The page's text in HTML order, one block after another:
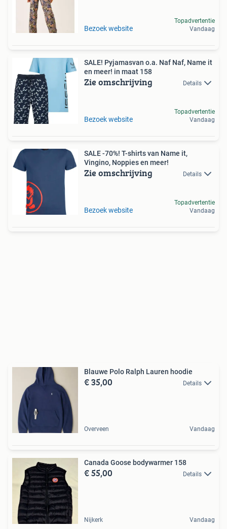
Bezoek website
Topadvertentie
Vandaag
SALE! Pyjamasvan o.a. Naf Naf, Name it
en meer! in maat 158
Zie omschrijving Details
Bezoek website
Topadvertentie
Vandaag
SALE -70%! T-shirts van Name it,
Vingino, Noppies en meer!
Zie omschrijving Details
Bezoek website
Topadvertentie
Vandaag
Blauwe Polo Ralph Lauren hoodie
€ 35,00 Details
Overveen Vandaag
Canada Goose bodywarmer 158
€ 55,00 Details
Nijkerk Vandaag